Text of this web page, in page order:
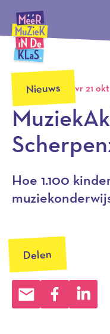
Méér Muziek in de Klas,
Nieuws vr 21
Hoe 1.100
Delen